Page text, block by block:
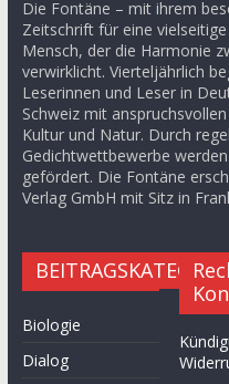
Die Fontäne – mit ihrem
Zeitschrift für eine
Mensch, der die Harmonie
verwirklicht. Vierteljährlich
Leserinnen und Leser in
Schweiz mit
Kultur und Natur. Durch
Gedichtwettbewerbe
gefördert. Die Fontäne
Verlag GmbH mit Sitz in
Biologie
Dialog